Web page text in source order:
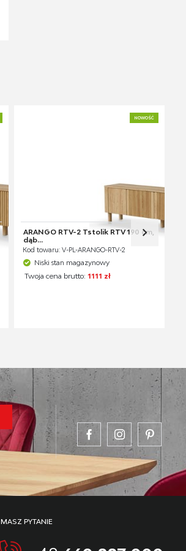
NOWOŚĆ
ARANGO RTV-2 Tstolik RTV 190 cm,
dąb...
Kod towaru: V-PL-ARANGO-RTV-2
Niski stan magazynowy
Twoja cena brutto:1111 zł
MASZ PYTANIE